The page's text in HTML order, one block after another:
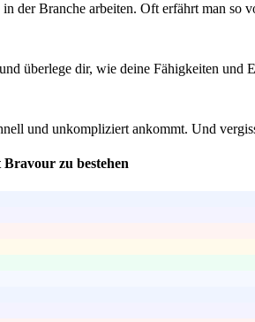
Branche arbeiten. Oft erfährt man so
überlege dir, wie deine Fähigkeiten und
und unkompliziert ankommt. Und
zu bestehen